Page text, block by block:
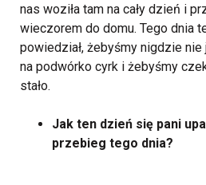
nas woziła tam na cały dzień i
wieczorem do domu. Tego dnia
powiedział, żebyśmy nigdzie
na podwórko cyrk i żebyśmy
stało.
Jak ten dzień się pani
przebieg tego dnia?